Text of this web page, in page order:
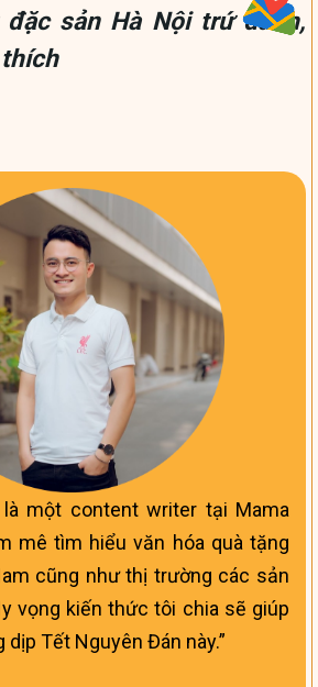
đặc sản Hà Nội trứ danh,
một content writer tại Mama
mê tìm hiểu văn hóa quà tặng
cũng như thị trường các sản
vọng kiến thức tôi chia sẽ giúp
dịp Tết Nguyên Đán này.